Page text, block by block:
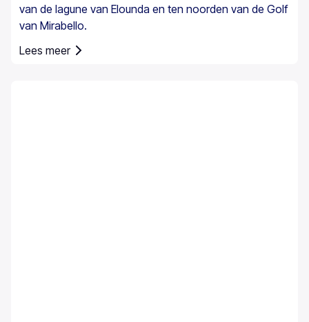
van de lagune van Elounda en ten noorden van de Golf
van Mirabello.
Lees meer